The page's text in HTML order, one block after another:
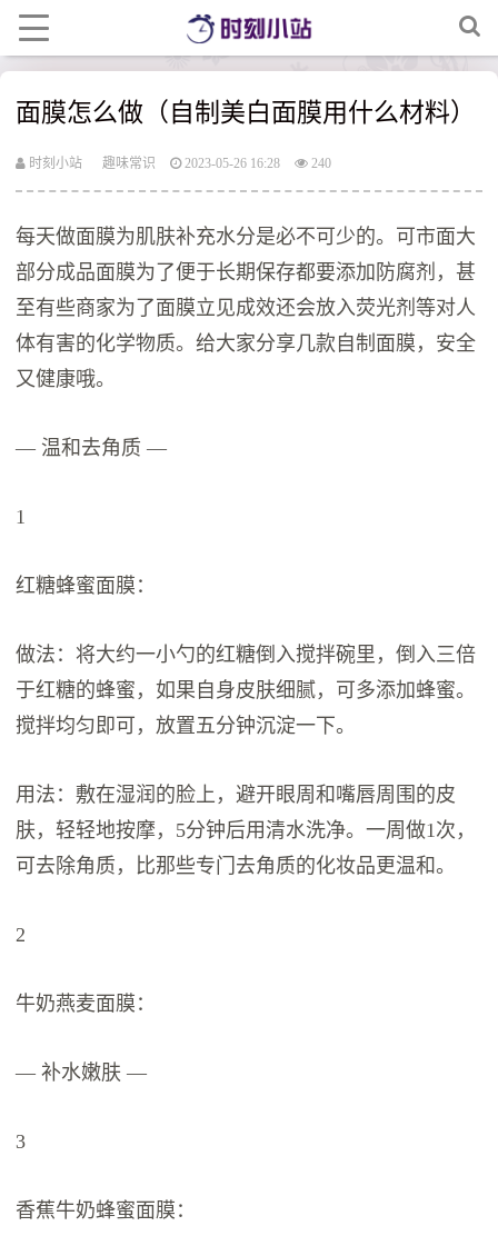
面膜怎么做（自制美白面膜用什么材料）
时刻小站 趣味常识 2023-05-26 16:28 240
每天做面膜为肌肤补充水分是必不可少的。可市面大
部分成品面膜为了便于长期保存都要添加防腐剂，甚
至有些商家为了面膜立见成效还会放入荧光剂等对人
体有害的化学物质。给大家分享几款自制面膜，安全
又健康哦。
— 温和去角质 —
1
红糖蜂蜜面膜：
做法：将大约一小勺的红糖倒入搅拌碗里，倒入三倍
于红糖的蜂蜜，如果自身皮肤细腻，可多添加蜂蜜。
搅拌均匀即可，放置五分钟沉淀一下。
用法：敷在湿润的脸上，避开眼周和嘴唇周围的皮
肤，轻轻地按摩，5分钟后用清水洗净。一周做1次，
可去除角质，比那些专门去角质的化妆品更温和。
2
牛奶燕麦面膜：
— 补水嫩肤 —
3
香蕉牛奶蜂蜜面膜：